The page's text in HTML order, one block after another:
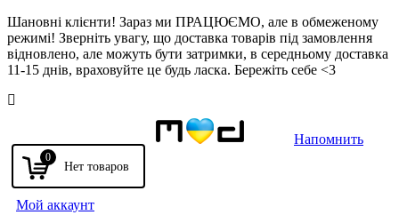
Шановні клієнти! Зараз ми ПРАЦЮЄМО, але в обмеженому
режимі! Зверніть увагу, що доставка товарів під замовлення
відновлено, але можуть бути затримки, в середньому доставка
11-15 днів, враховуйте це будь ласка. Бережіть себе <3
0
Мой аккаунт
Напомнить